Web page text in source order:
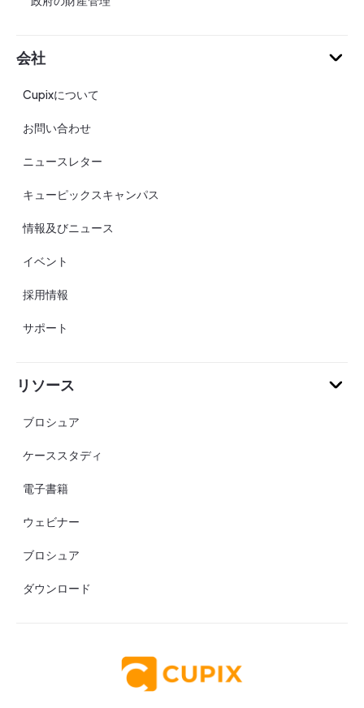
会社
Cupixについて
お問い合わせ
ニュースレター
キューピックスキャンパス
情報及びニュース
イベント
採用情報
サポート
リソース
ブロシュア
ケーススタディ
電子書籍
ウェビナー
ブロシュア
ダウンロード